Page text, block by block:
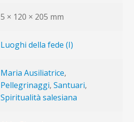
5 × 120 × 205 mm
Luoghi della fede (I)
Maria Ausiliatrice,
Pellegrinaggi,Santuari,
Spiritualità salesiana